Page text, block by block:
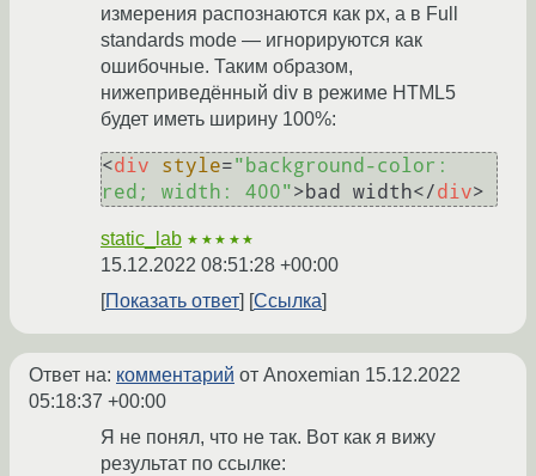
измерения распознаются как px, а в Full
standards mode — игнорируются как
ошибочные. Таким образом,
нижеприведённый div в режиме HTML5
будет иметь ширину 100%:
<div style="background-color:
red; width: 400">bad width</div>
static_lab ★★★★★
15.12.2022 08:51:28 +00:00
Показать ответ
Ссылка
Ответ на: комментарий от Anoxemian 15.12.2022
05:18:37 +00:00
Я не понял, что не так. Вот как я вижу
результат по ссылке: